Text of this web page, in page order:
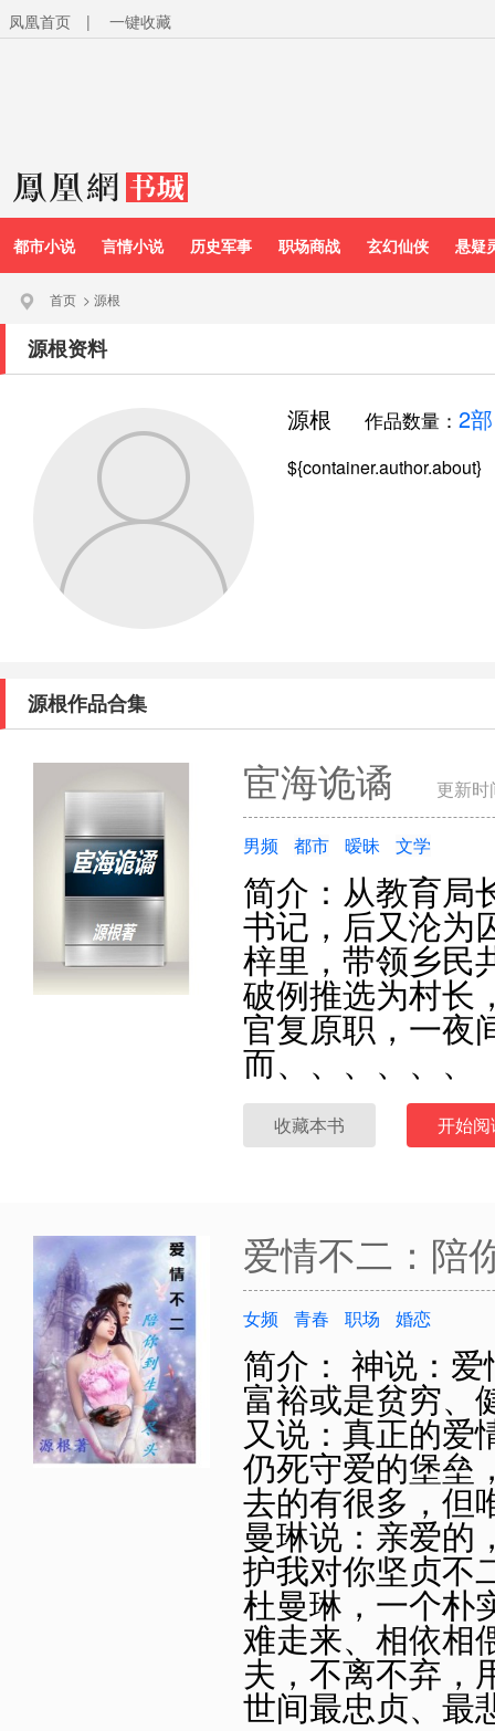
凤凰首页 | 一键收藏
都市小说 言情小说 历史军事 职场商战 玄幻仙侠 悬疑
首页 > 源根
源根资料
源根 作品数量： 2部
${container.author.about}
源根作品合集
宦海诡谲 更新
男频 都市 暧昧 文学
简介：从教育局
书记，后又沦为
梓里，带领乡民
破例推选为村长
官复原职，一夜
而、、、、、、
收藏本书 开始阅
爱情不二：陪
女频 青春 职场 婚恋
简介： 神说：
富裕或是贫穷、
又说：真正的爱
仍死守爱的堡垒
去的有很多，但
曼琳说：亲爱的
护我对你坚贞不
杜曼琳，一个朴
难走来、相依相
夫，不离不弃，
世间最忠贞、最